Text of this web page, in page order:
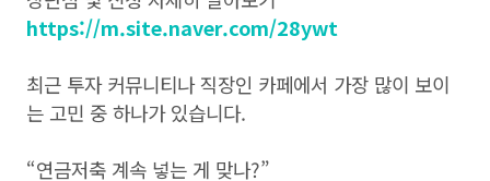
https://m.site.naver.com/28ywt
최근 투자 커뮤니티나 직장인 카페에서 가장 많이 보이
는 고민 중 하나가 있습니다.
“연금저축 계속 넣는 게 맞나?”